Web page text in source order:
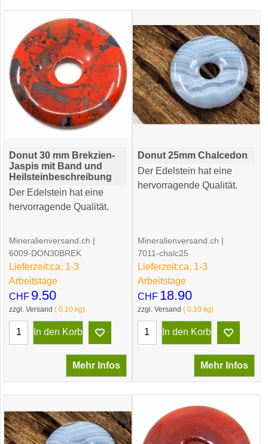
Donut 30 mm Brekzien-
Jaspis mit Band und
Heilsteinbeschreibung
Der Edelstein hat eine
hervorragende Qualität.
CHF 9.50
zzgl. Versand 0.10 kg
Mineralienversand.ch
6009-DON30BREK
Lieferzeit:ca. 1-3
Arbeitstage
In den Korb
Mehr Infos
Donut 25mm Chalcedon
Der Edelstein hat eine
hervorragende Qualität.
CHF 18.90
zzgl. Versand 0.10kg
Mineralienversand.ch
7011-chalc25
Lieferzeit:ca. 1-3
Arbeitstage
In den Korb
Mehr Infos